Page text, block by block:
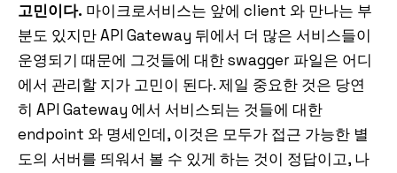
고민이다. 마이크로서비스는 앞에 client 와 만나는 부
분도 있지만 API Gateway 뒤에서 더 많은 서비스들이
운영되기 때문에 그것들에 대한 swagger 파일은 어디
에서 관리할 지가 고민이 된다. 제일 중요한 것은 당연
히 API Gateway 에서 서비스되는 것들에 대한
endpoint 와 명세인데, 이것은 모두가 접근 가능한 별
도의 서버를 띄워서 볼 수 있게 하는 것이 정답이고, 나